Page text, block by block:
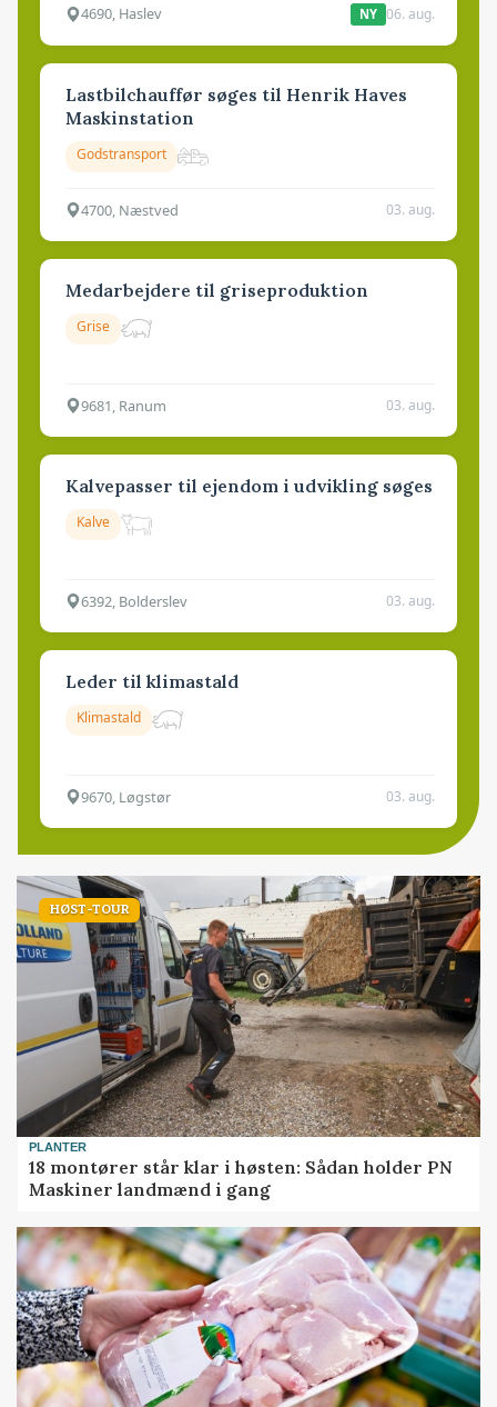
4690, Haslev NY 06. aug.
Lastbilchauffør søges til Henrik Haves
Maskinstation
Godstransport
4700, Næstved 03. aug.
Medarbejdere til griseproduktion
Grise
9681, Ranum 03. aug.
Kalvepasser til ejendom i udvikling søges
Kalve
6392, Bolderslev 03. aug.
Leder til klimastald
Klimastald
9670, Løgstør 03. aug.
HØST-TOUR
PLANTER
18 montører står klar i høsten: Sådan holder PN
Maskiner landmænd i gang